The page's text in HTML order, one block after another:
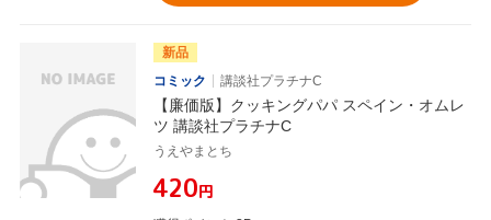
新品
コミック
講談社プラチナC
【廉価版】クッキングパパ スペイン・オムレ
ツ 講談社プラチナC
うえやまとち
¥420円